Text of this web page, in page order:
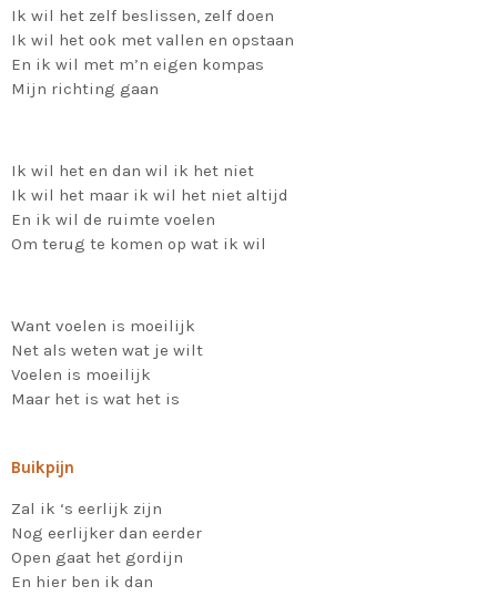
Ik wil het zelf beslissen, zelf doen
Ik wil het ook met vallen en opstaan
En ik wil met m’n eigen kompas
Mijn richting gaan
Ik wil het en dan wil ik het niet
Ik wil het maar ik wil het niet altijd
En ik wil de ruimte voelen
Om terug te komen op wat ik wil
Want voelen is moeilijk
Net als weten wat je wilt
Voelen is moeilijk
Maar het is wat het is
Buikpijn
Zal ik ‘s eerlijk zijn
Nog eerlijker dan eerder
Open gaat het gordijn
En hier ben ik dan